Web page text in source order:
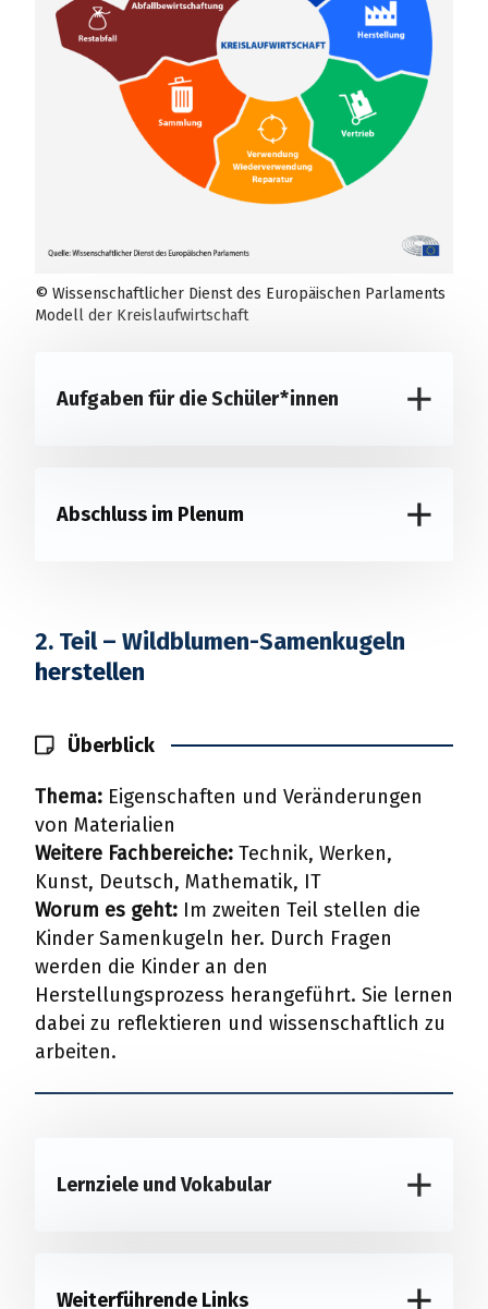
© Wissenschaftlicher Dienst des Europäischen Parlaments
Modell der Kreislaufwirtschaft
Aufgaben für die Schüler*innen
Abschluss im Plenum
2. Teil – Wildblumen-Samenkugeln
herstellen
Überblick
Thema: Eigenschaften und Veränderungen
von Materialien
Weitere Fachbereiche: Technik, Werken,
Kunst, Deutsch, Mathematik, IT
Worum es geht: Im zweiten Teil stellen die
Kinder Samenkugeln her. Durch Fragen
werden die Kinder an den
Herstellungsprozess herangeführt. Sie lernen
dabei zu reflektieren und wissenschaftlich zu
arbeiten.
Lernziele und Vokabular
Weiterführende Links